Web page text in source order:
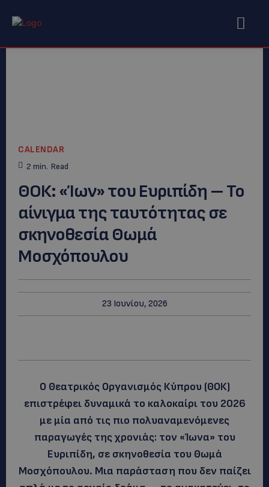
CALENDAR
2 min. Read
ΘΟΚ: «Ίων» του Ευριπίδη – Το
αίνιγμα της ταυτότητας σε
σκηνοθεσία Θωμά
Μοσχόπουλου
23 Ιουνίου, 2026
Ο Θεατρικός Οργανισμός Κύπρου (ΘΟΚ)
επιστρέφει δυναμικά το καλοκαίρι του 2026
με μία από τις πιο πολυαναμενόμενες
παραγωγές της χρονιάς: τον «Ίωνα» του
Ευριπίδη, σε σκηνοθεσία του Θωμά
Μοσχόπουλου. Μια παράσταση που δεν παίζει